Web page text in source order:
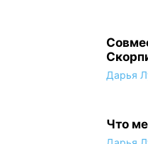
Дарья
Что